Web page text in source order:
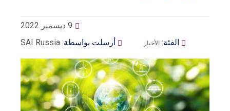
9 ديسمبر 2022
أرسلت بواسطة: SAI Russia الفئة: الأخبار